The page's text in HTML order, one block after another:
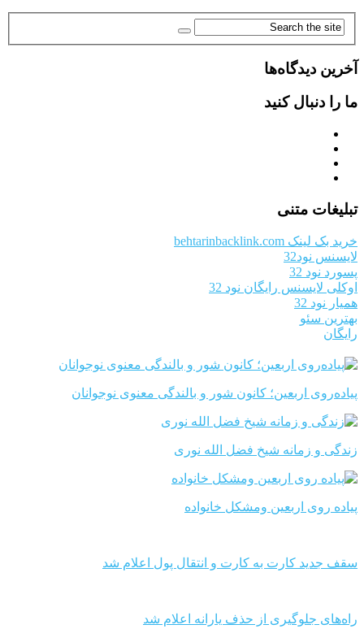
آخرین دیدگاه‌ها
ما را دنبال کنید
تبلیغات متنی
خرید بک لینک behtarinbacklink.com
لایسنس نود32
پسورد نود 32
اوکلی لایسنس رایگان نود 32
همیار نود 32
بهترین سئو
رایگان
پیاده‌روی اربعین؛ کانون شور و بالندگی معنوی نوجوانان
زندگی و زمانه شیخ فضل الله نوری
پیاده روی اربعین ومشکل خانواده
سقف جدید کارت به کارت و انتقال پول اعلام شد
راه‌های جلوگیری از حذف یارانه اعلام شد